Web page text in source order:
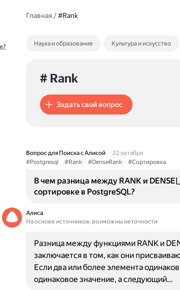
Главная/#Rank
Наука и образование Культура и искусство
# Rank
Задать свой вопрос
Вопрос для Поиска с Алисой
22 октября
#Postgresql
#Rank #DenseRank #Сортировка
В чем разница между RANK и
сортировке в PostgreSQL?
Алиса
На основе источников, возможны неточности
Разница между функциями RANK и
заключается в том, как они
Если два или более элемента
одинаковое значение, а следующий…